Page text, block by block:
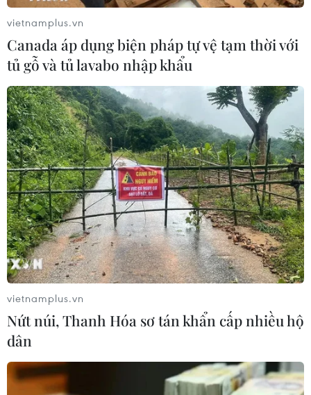
ông Trần Hữu Linh nhấn mạnh.
Ngoài ra, Tổng cục trưởng đề nghị toàn lực
lượng cần tăng cường tuyên truyền hướng dẫn
để ý thức bảo vệ trong phòng chống dịch, không
hoang mang và có biện pháp phòng chống dịch
phù hợp cũng như cảnh báo cho người dân toàn
xã hội phòng tránh./.
(TTXVN/Vietnam+)
vietnamplus.vn
Canada áp dụng biện pháp tự vệ tạm thời với
tủ gỗ và tủ lavabo nhập khẩu
vietnamplus.vn
Nứt núi, Thanh Hóa sơ tán khẩn cấp nhiều hộ
dân